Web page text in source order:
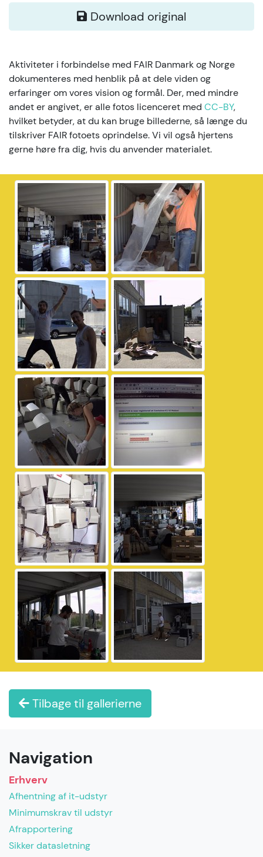
Download original
Aktiviteter i forbindelse med FAIR Danmark og Norge
dokumenteres med henblik på at dele viden og
erfaringer om vores vision og formål. Der, med mindre
andet er angivet, er alle fotos licenceret med CC-BY,
hvilket betyder, at du kan bruge billederne, så længe du
tilskriver FAIR fotoets oprindelse. Vi vil også hjertens
gerne høre fra dig, hvis du anvender materialet.
Tilbage til gallerierne
Navigation
Erhverv
Afhentning af it-udstyr
Minimumskrav til udstyr
Afrapportering
Sikker datasletning